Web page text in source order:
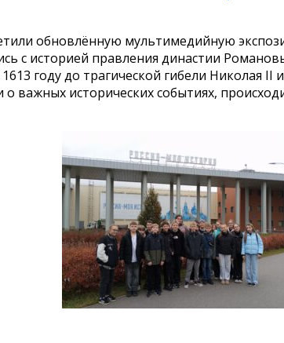
обновлённую мультимедийную
с историей правления династии
году до трагической гибели Николая II
о важных исторических событиях,